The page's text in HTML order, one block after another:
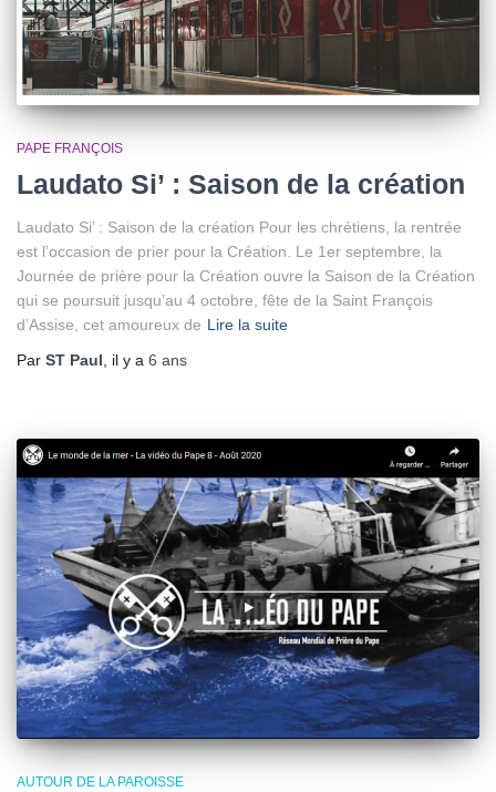
PAPE FRANÇOIS
Laudato Si’ : Saison de la création
Laudato Si’ : Saison de la création Pour les chrétiens, la rentrée
est l’occasion de prier pour la Création. Le 1er septembre, la
Journée de prière pour la Création ouvre la Saison de la Création
qui se poursuit jusqu’au 4 octobre, fête de la Saint François
d’Assise, cet amoureux de Lire la suite
Par ST Paul , il y a 6 ans
AUTOUR DE LA PAROISSE